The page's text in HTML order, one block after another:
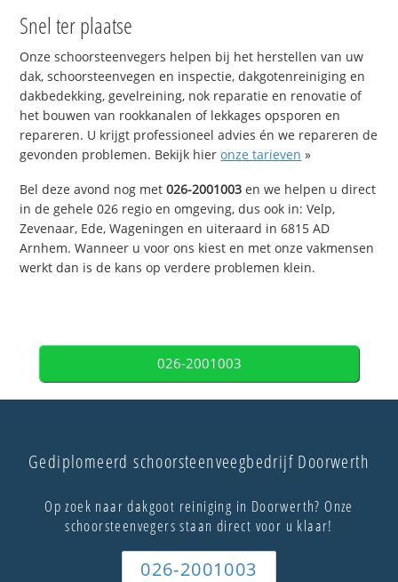
Snel ter plaatse
Onze schoorsteenvegers helpen bij het herstellen van uw
dak, schoorsteenvegen en inspectie, dakgotenreiniging en
dakbedekking, gevelreining, nok reparatie en renovatie of
het bouwen van rookkanalen of lekkages opsporen en
repareren. U krijgt professioneel advies én we repareren de
gevonden problemen. Bekijk hieronze tarieven »
Bel deze avond nog met026-2001003 en we helpen u direct
in de gehele 026 regio en omgeving, dus ook in: Velp,
Zevenaar, Ede, Wageningen en uiteraard in 6815 AD
Arnhem. Wanneer u voor ons kiest en met onze vakmensen
werkt dan is de kans op verdere problemen klein.
026-2001003
Gediplomeerd schoorsteenveegbedrijf Doorwerth
Op zoek naar dakgoot reiniging in Doorwerth? Onze
schoorsteenvegers staan direct voor u klaar!
026-2001003